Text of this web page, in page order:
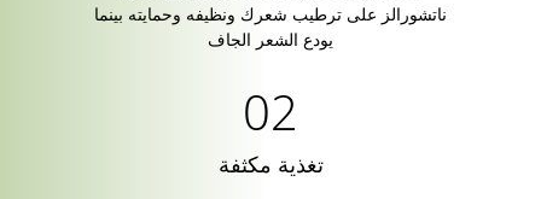
ناتشورالز على ترطيب شعرك ونظيفه وحمايته بينما
يودع الشعر الجاف
تغذية مكثفة